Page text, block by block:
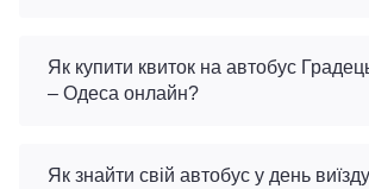
Як купити квиток на автобус
– Одеса онлайн?
Як знайти свій автобус у день